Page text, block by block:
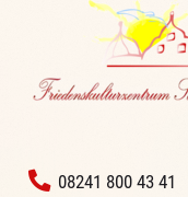
08241 800 43 41